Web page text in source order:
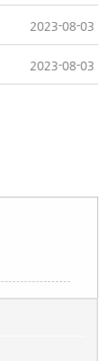
2023-08-03
2023-08-03